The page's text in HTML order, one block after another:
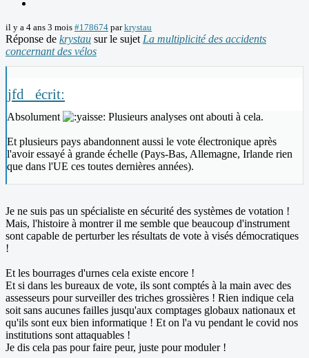
il y a 4 ans 3 mois #178674 parkrystau
Réponse de krystau sur le sujet La multiplicité des accidents
concernant des vélos
jfd_ écrit:
Absolument Plusieurs analyses ont abouti à cela.
Et plusieurs pays abandonnent aussi le vote électronique après
l'avoir essayé à grande échelle (Pays-Bas, Allemagne, Irlande rien
que dans l'UE ces toutes dernières années).
Je ne suis pas un spécialiste en sécurité des systèmes de votation !
Mais, l'histoire à montrer il me semble que beaucoup d'instrument
sont capable de perturber les résultats de vote à visés démocratiques
!
Et les bourrages d'urnes cela existe encore !
Et si dans les bureaux de vote, ils sont comptés à la main avec des
assesseurs pour surveiller des triches grossières ! Rien indique cela
soit sans aucunes failles jusqu'aux comptages globaux nationaux et
qu'ils sont eux bien informatique ! Et on l'a vu pendant le covid nos
institutions sont attaquables !
Je dis cela pas pour faire peur, juste pour moduler !